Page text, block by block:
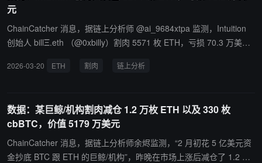
元
ChainCatcher 消息，据链上分析师 @ai_9684xtpa 监测，Intuition
创始人 billΞ.eth （@0xbilly）割肉 5571 枚 ETH，亏损 70.3 万美
买入 7768.56 枚 ETH，价值 1740 万美元；过去 10 小时选择在 211
2026-03-20 ETH 割肉 链上分析
数据：某巨鲸/机构割肉减仓 1.2 万枚 ETH 以及 330 枚
cbBTC，价值 5179 万美元
ChainCatcher 消息，据链上分析师余烬监测，“2 月初花 5 亿美元资
金抄底 BTC 跟 ETH 的巨鲸/机构”，昨晚在市场上涨后减仓了 1.2 万